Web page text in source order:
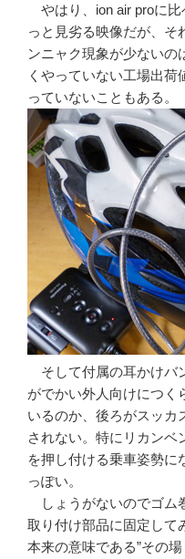
やはり、ion air proに比
っと見劣る映像だが、そ
ンニャク現象が少ないの
くやっていない工場出荷
っていないこともある。
そして付属の耳かけバ
がでかい外人向けにつく
いるのか、後ろがスッカ
されない。特にリカンベ
を押し付ける乗車姿勢に
っぽい。
しょうがないのでゴム
取り付け部品に固定して
本来の意味である”その